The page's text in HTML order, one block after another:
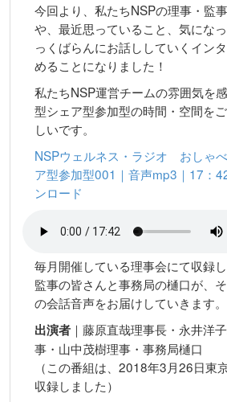
今回より、私たちNSPの理事・監
や、最近思っていること、気にな
っくばらんにお話ししていくイン
めることになりました！
私たちNSP運営チームの雰囲気を
型シェア型参加型の時間・空間を
しいです。
NSPウェルネス・ラジオ おしゃ
ア型参加型001｜音声mp3｜17：
ンロード
毎月開催している理事会にて収録
監事の皆さんと事務局の樋口が、
の会話音声をお届けしていきます。
出演者 ｜藤原直哉理事長・永井洋
事・山中茂樹理事・事務局樋口
（この番組は、2018年3月26日東
収録しました）